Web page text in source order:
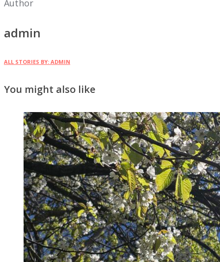
Author
admin
ALL STORIES BY: ADMIN
You might also like